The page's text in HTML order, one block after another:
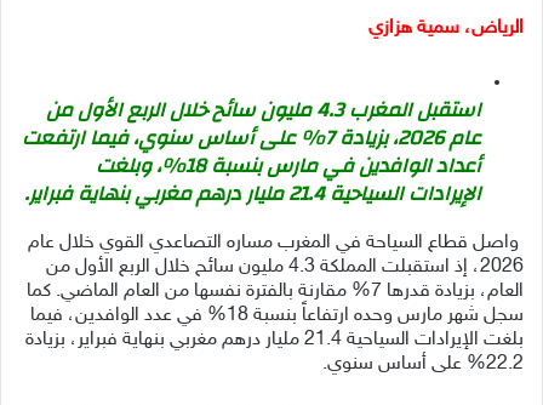
الرياض، سمية هزازي
استقبل المغرب 4.3 مليون سائح خلال الربع الأول من
عام 2026، بزيادة 7% على أساس سنوي، فيما ارتفعت
أعداد الوافدين في مارس بنسبة 18%، وبلغت
الإيرادات السياحية 21.4 مليار درهم مغربي بنهاية فبراير.
واصل قطاع السياحة في المغرب مساره التصاعدي القوي خلال عام
2026، إذ استقبلت المملكة 4.3 مليون سائح خلال الربع الأول من
العام، بزيادة قدرها 7% مقارنة بالفترة نفسها من العام الماضي. كما
سجل شهر مارس وحده ارتفاعاً بنسبة 18% في عدد الوافدين، فيما
بلغت الإيرادات السياحية 21.4 مليار درهم مغربي بنهاية فبراير، بزيادة
22.2% على أساس سنوي.